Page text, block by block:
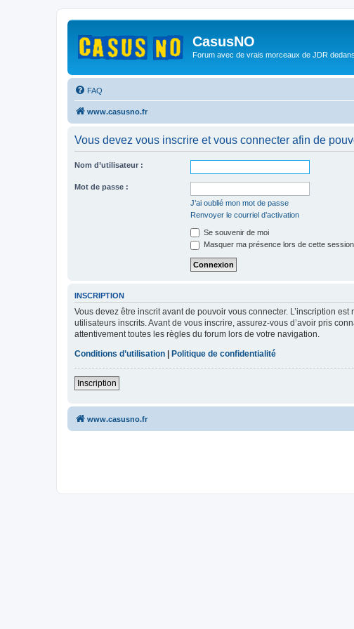
CasusNO
Forum avec de vrais morceaux de JDR dedans.
FAQ
www.casusno.fr
Vous devez vous inscrire et vous connecter afin de
Nom d’utilisateur :
Mot de passe :
J’ai oublié mon mot de passe
Renvoyer le courriel d’activation
Se souvenir de moi
Masquer ma présence lors de cette session
INSCRIPTION
Vous devez être inscrit avant de pouvoir vous connecter. L’inscription
utilisateurs inscrits. Avant de vous inscrire, assurez-vous d’avoir pris
attentivement toutes les règles du forum lors de votre navigation.
Conditions d’utilisation
Politique de confidentialité
Inscription
www.casusno.fr